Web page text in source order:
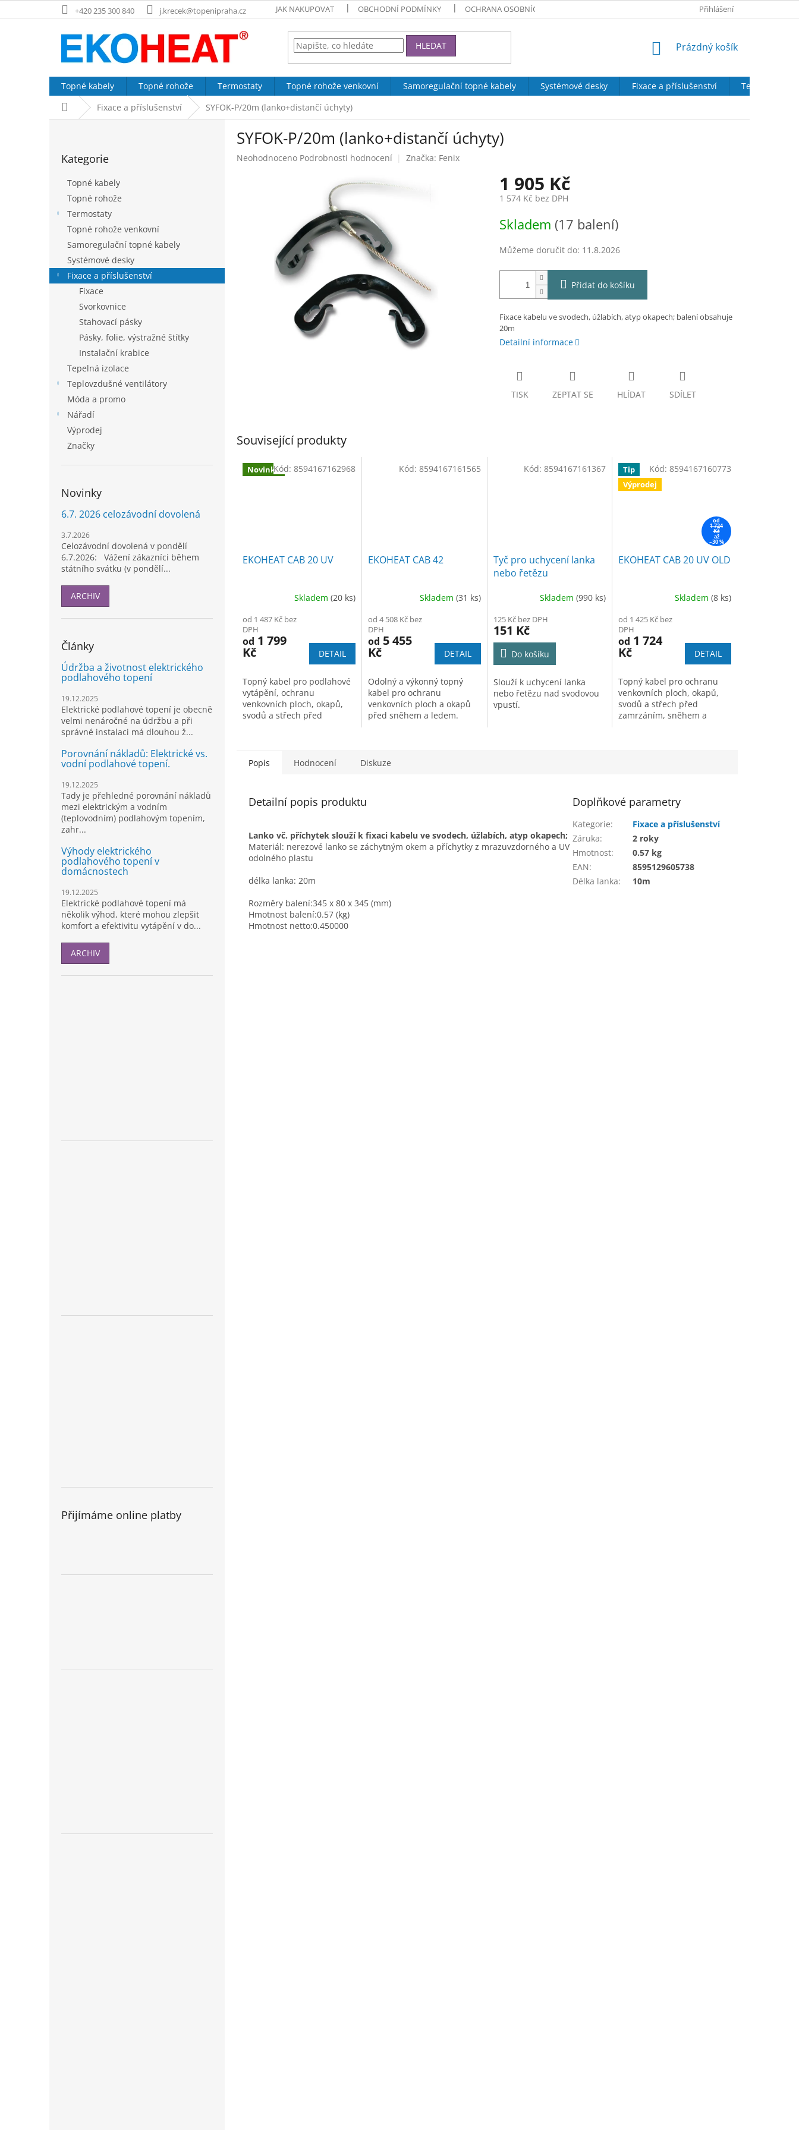
na
+420 235 300 840 j.krecek@topenipraha.cz JAK NAKUPOVAT OBCHODNÍ PODMÍNKY OCHRANA OSOBNÍCH ÚDAJŮ DOPRAVA A PLATBA
Přihlášení
HLEDAT
NÁKUPNÍ
Prázdný košík
Topné kabely Topné rohože Termostaty Topné rohože venkovní Samoregulační topné kabely Systémové desky Fixace a příslušenství
Tepelná
Domů Fixace a příslušenství SYFOK-P/20m (lanko+distančí úchyty)
n
e
kategorie
Kategorie
Topné kabely
Topné rohože
Termostaty
Topné rohože venkovní
Samoregulační topné kabely
Systémové desky
Fixace a příslušenství
Fixace
Svorkovnice
Stahovací pásky
Pásky, folie, výstražné štítky
Instalační krabice
Tepelná izolace
Teplovzdušné ventilátory
Móda a promo
Nářadí
Výprodej
Značky
Novinky
6.7. 2026 celozávodní dovolená
3.7.2026
Celozávodní dovolená v pondělí
6.7.2026: Vážení zákazníci během
státního svátku (v pondělí...
ARCHIV
Články
Údržba a životnost elektrického
podlahového topení
19.12.2025
Elektrické podlahové topení je obecně
velmi nenáročné na údržbu a při
správné instalaci má dlouhou ž...
Porovnání nákladů: Elektrické vs.
vodní podlahové topení.
19.12.2025
Tady je přehledné porovnání nákladů
mezi elektrickým a vodním
(teplovodním) podlahovým topením,
zahr...
Výhody elektrického
podlahového topení v
domácnostech
19.12.2025
Elektrické podlahové topení má
několik výhod, které mohou zlepšit
komfort a efektivitu vytápění v do...
ARCHIV
Přijímáme online platby
SYFOK-P/20m (lanko+distančí úchyty)
Průměrné
Neohodnoceno Podrobnosti hodnocení Značka: Fenix
1 905 Kč
1 574 Kč bez DPH
cena:
Skladem (17 balení)
Můžeme doručit do: 11.8.2026
Přidat do košíku
Fixace kabelu ve svodech, úžlabích, atyp okapech; balení obsahuje
20m
Detailní informace
TISK ZEPTAT SE HLÍDAT SDÍLET
Související produkty
Novinka
EKOHEAT CAB 20 UV
produktu
je
5,0
z
hvězdiček.
Skladem (20 ks)
od 1 487 Kč bez
DPH
od 1 799
Kč DETAIL
Topný kabel pro podlahové
vytápění, ochranu
venkovních ploch, okapů,
svodů a střech před
Kód: 8594167162968
EKOHEAT CAB 42
produktu
je
5,0
z
hvězdiček.
Skladem (31 ks)
od 4 508 Kč bez
DPH
od 5 455
Kč DETAIL
Odolný a výkonný topný
kabel pro ochranu
venkovních ploch a okapů
před sněhem a ledem.
Kód: 8594167161565
Tyč pro uchycení lanka
nebo řetězu
Skladem(990 ks)
125 Kč bez DPH
151 Kč
Do košíku
Slouží k uchycení lanka
nebo řetězu nad svodovou
vpustí.
Kód:8594167161367
Tip
Výprodej
od
1 724
Kč
až
–30 %
EKOHEAT CAB 20 UV OLD
Skladem (8 ks)
od 1 425 Kč bez
DPH
od 1 724
Kč DETAIL
Topný kabel pro ochranu
venkovních ploch, okapů,
svodů a střech před
zamrzáním, sněhem a
Kód: 8594167160773
Popis Hodnocení Diskuze
Detailní popis produktu
Lanko vč. příchytek slouží k fixaci kabelu ve svodech, úžlabích, atyp okapech;
Materiál: nerezové lanko se záchytným okem a příchytky z mrazuvzdorného a UV
odolného plastu
délka lanka: 20m
Rozměry balení:345 x 80 x 345 (mm)
Hmotnost balení:0.57 (kg)
Hmotnost netto:0.450000
Doplňkové parametry
Kategorie:
Fixace a příslušenství
Záruka:
2 roky
Hmotnost:
0.57 kg
EAN:
8595129605738
Délka lanka: 10m